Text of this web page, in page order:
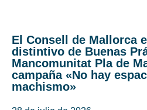
El Consell de Mallorca
distintivo de Buenas
Mancomunitat Pla de
campaña «No hay
machismo»